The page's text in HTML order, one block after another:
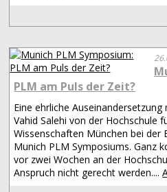
PLM am Puls der Zeit?
Eine ehrliche
Vahid Salehi von der Hochschule
Wissenschaften München bei der
Munich PLM Symposiums. Ganz
vor zwei Wochen an der
Anspruch nicht gerecht werden....